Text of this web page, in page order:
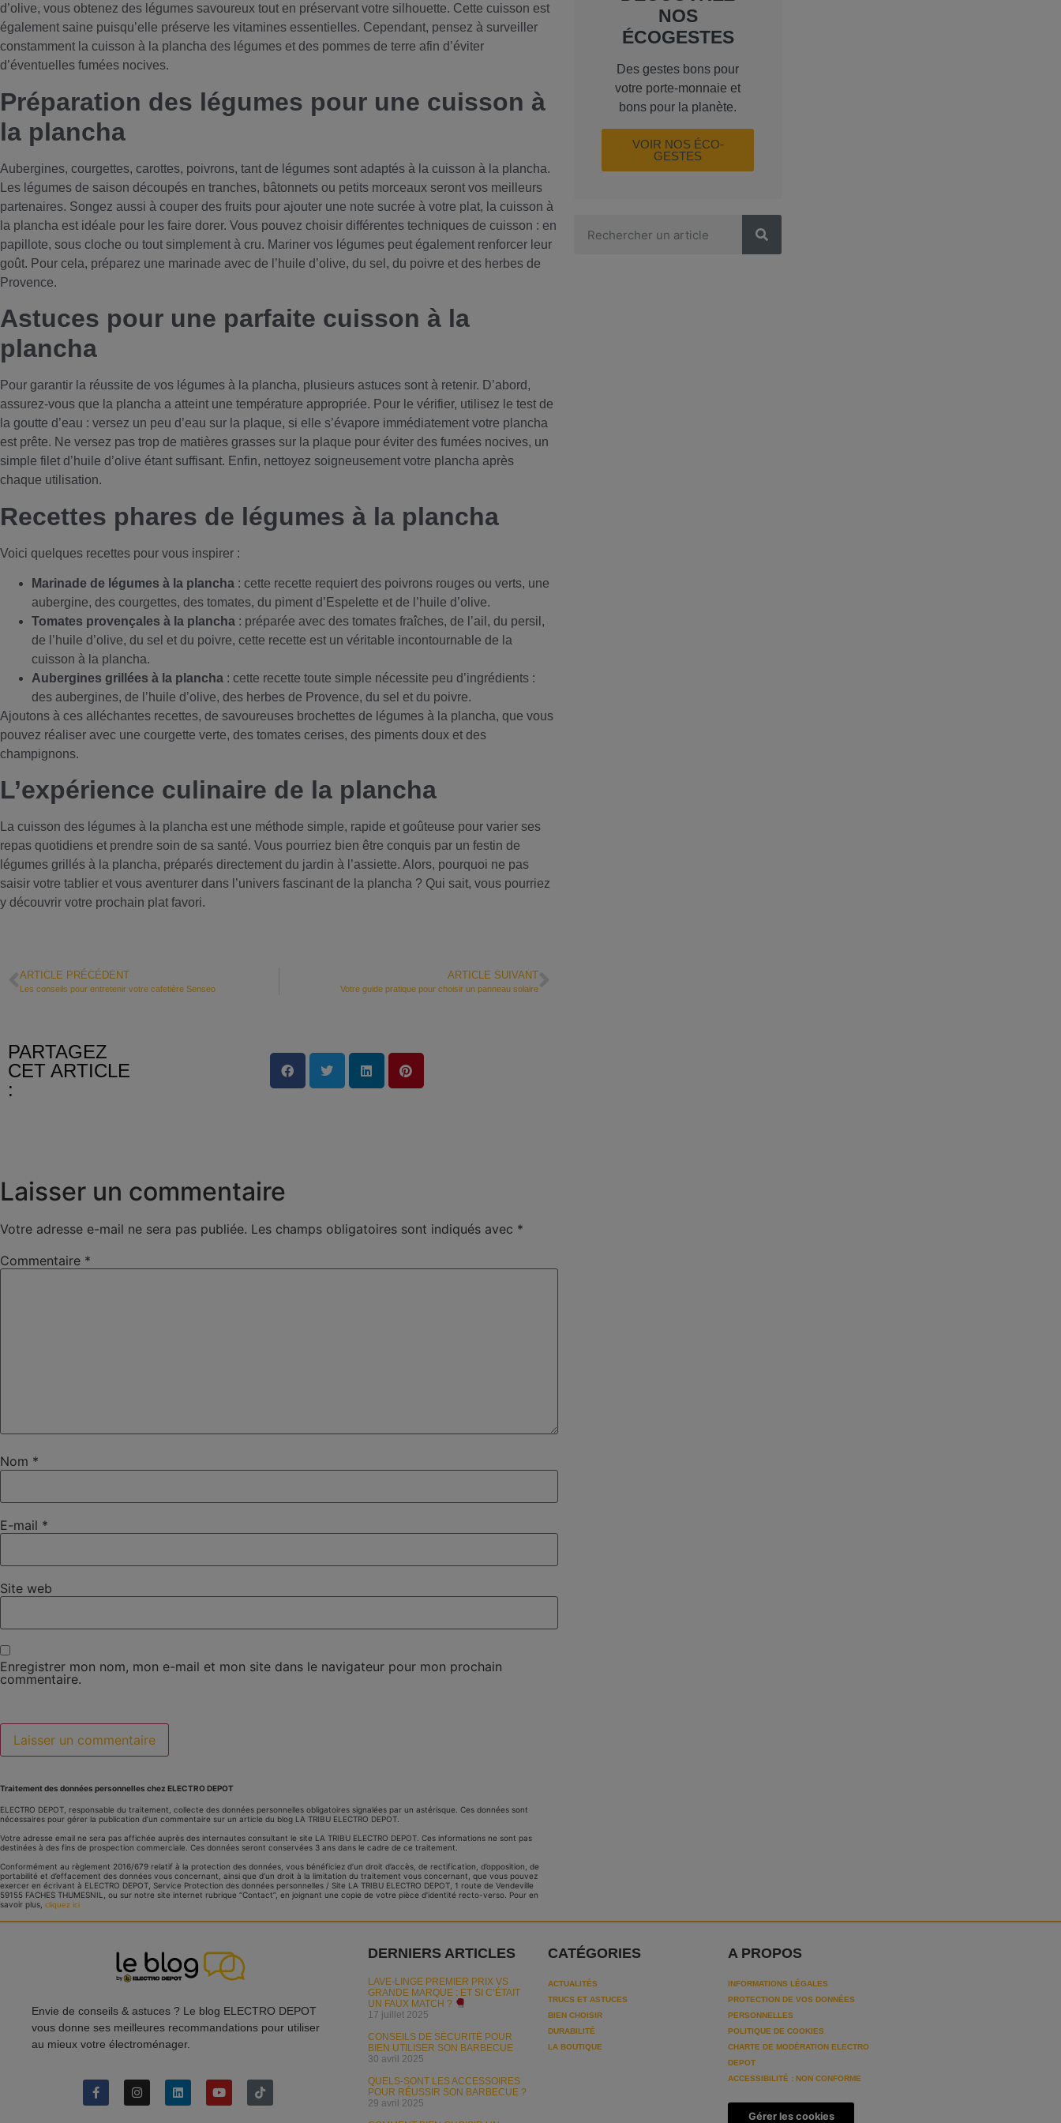
d’olive, vous obtenez des légumes savoureux tout en préservant votre silhouette. Cette cuisson est
également saine puisqu’elle préserve les vitamines essentielles. Cependant, pensez à surveiller
constamment la cuisson à la plancha des légumes et des pommes de terre afin d’éviter
d’éventuelles fumées nocives.
Préparation des légumes pour une cuisson à
la plancha
Aubergines, courgettes, carottes, poivrons, tant de légumes sont adaptés à la cuisson à la plancha.
Les légumes de saison découpés en tranches, bâtonnets ou petits morceaux seront vos meilleurs
partenaires. Songez aussi à couper des fruits pour ajouter une note sucrée à votre plat, la cuisson à
la plancha est idéale pour les faire dorer. Vous pouvez choisir différentes techniques de cuisson : en
papillote, sous cloche ou tout simplement à cru. Mariner vos légumes peut également renforcer leur
goût. Pour cela, préparez une marinade avec de l’huile d’olive, du sel, du poivre et des herbes de
Provence.
Astuces pour une parfaite cuisson à la
plancha
Pour garantir la réussite de vos légumes à la plancha, plusieurs astuces sont à retenir. D’abord,
assurez-vous que la plancha a atteint une température appropriée. Pour le vérifier, utilisez le test de
la goutte d’eau : versez un peu d’eau sur la plaque, si elle s’évapore immédiatement votre plancha
est prête. Ne versez pas trop de matières grasses sur la plaque pour éviter des fumées nocives, un
simple filet d’huile d’olive étant suffisant. Enfin, nettoyez soigneusement votre plancha après
chaque utilisation.
Recettes phares de légumes à la plancha
Voici quelques recettes pour vous inspirer :
Marinade de légumes à la plancha : cette recette requiert des poivrons rouges ou verts, une
aubergine, des courgettes, des tomates, du piment d’Espelette et de l’huile d’olive.
Tomates provençales à la plancha : préparée avec des tomates fraîches, de l’ail, du persil,
de l’huile d’olive, du sel et du poivre, cette recette est un véritable incontournable de la
cuisson à la plancha.
Aubergines grillées à la plancha : cette recette toute simple nécessite peu d’ingrédients :
des aubergines, de l’huile d’olive, des herbes de Provence, du sel et du poivre.
Ajoutons à ces alléchantes recettes, de savoureuses brochettes de légumes à la plancha, que vous
pouvez réaliser avec une courgette verte, des tomates cerises, des piments doux et des
champignons.
L’expérience culinaire de la plancha
La cuisson des légumes à la plancha est une méthode simple, rapide et goûteuse pour varier ses
repas quotidiens et prendre soin de sa santé. Vous pourriez bien être conquis par un festin de
légumes grillés à la plancha, préparés directement du jardin à l’assiette. Alors, pourquoi ne pas
saisir votre tablier et vous aventurer dans l’univers fascinant de la plancha ? Qui sait, vous pourriez
y découvrir votre prochain plat favori.
ARTICLE PRÉCÉDENT
Les conseils pour entretenir votre cafetière Senseo
ARTICLE SUIVANT
Votre guide pratique pour choisir un panneau solaire
PARTAGEZ
CET ARTICLE
:
Laisser un commentaire
Votre adresse e-mail ne sera pas publiée. Les champs obligatoires sont indiqués avec *
Commentaire *
Nom *
E-mail *
Site web
Enregistrer mon nom, mon e-mail et mon site dans le navigateur pour mon prochain
commentaire.
Traitement des données personnelles chez ELECTRO DEPOT
ELECTRO DEPOT, responsable du traitement, collecte des données personnelles obligatoires signalées par un astérisque. Ces données sont
nécessaires pour gérer la publication d’un commentaire sur un article du blog LA TRIBU ELECTRO DEPOT.
Votre adresse email ne sera pas affichée auprès des internautes consultant le site LA TRIBU ELECTRO DEPOT. Ces informations ne sont pas
destinées à des fins de prospection commerciale. Ces données seront conservées 3 ans dans le cadre de ce traitement.
Conformément au règlement 2016/679 relatif à la protection des données, vous bénéficiez d’un droit d’accès, de rectification, d’opposition, de
portabilité et d’effacement des données vous concernant, ainsi que d’un droit à la limitation du traitement vous concernant, que vous pouvez
exercer en écrivant à ELECTRO DEPOT, Service Protection des données personnelles / Site LA TRIBU ELECTRO DEPOT, 1 route de Vendeville
59155 FACHES THUMESNIL, ou sur notre site internet rubrique “Contact”, en joignant une copie de votre pièce d’identité recto-verso. Pour en
savoir plus, cliquez ici
NOS
ÉCOGESTES
Des gestes bons pour
votre porte-monnaie et
bons pour la planète.
VOIR NOS ÉCO-
GESTES
Envie de conseils & astuces ? Le blog ELECTRO DEPOT
vous donne ses meilleures recommandations pour utiliser
au mieux votre électroménager.
DERNIERS ARTICLES
LAVE-LINGE PREMIER PRIX VS
GRANDE MARQUE : ET SI C’ÉTAIT
UN FAUX MATCH ?
17 juillet 2025
CONSEILS DE SÉCURITÉ POUR
BIEN UTILISER SON BARBECUE
30 avril 2025
QUELS-SONT LES ACCESSOIRES
POUR RÉUSSIR SON BARBECUE ?
29 avril 2025
CATÉGORIES
ACTUALITÉS
TRUCS ET ASTUCES
BIEN CHOISIR
DURABILITÉ
LA BOUTIQUE
A PROPOS
INFORMATIONS LÉGALES
PROTECTION DE VOS DONNÉES
PERSONNELLES
POLITIQUE DE COOKIES
CHARTE DE MODÉRATION ELECTRO
DEPOT
ACCESSIBILITÉ : NON CONFORME
Gérer les cookies